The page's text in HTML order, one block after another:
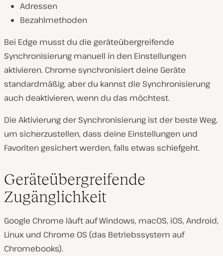
Adressen
Bezahlmethoden
Bei Edge musst du die geräteübergreifende
Synchronisierung manuell in den Einstellungen
aktivieren. Chrome synchronisiert deine Geräte
standardmäßig, aber du kannst die Synchronisierung
auch deaktivieren, wenn du das möchtest.
Die Aktivierung der Synchronisierung ist der beste Weg,
um sicherzustellen, dass deine Einstellungen und
Favoriten gesichert werden, falls etwas schiefgeht.
Geräteübergreifende
Zugänglichkeit
Google Chrome läuft auf Windows, macOS, iOS, Android,
Linux und Chrome OS (das Betriebssystem auf
Chromebooks).